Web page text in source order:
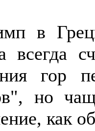
в
всегда
гор
но
как